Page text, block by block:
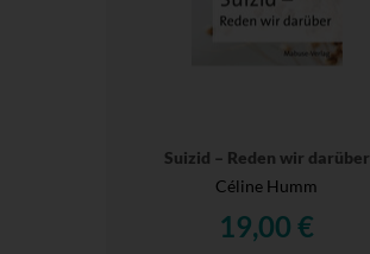
Suizid – Reden wir darüber
Céline Humm
19,00 €